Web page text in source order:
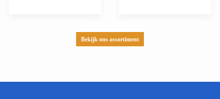
Bekijk ons assortiment